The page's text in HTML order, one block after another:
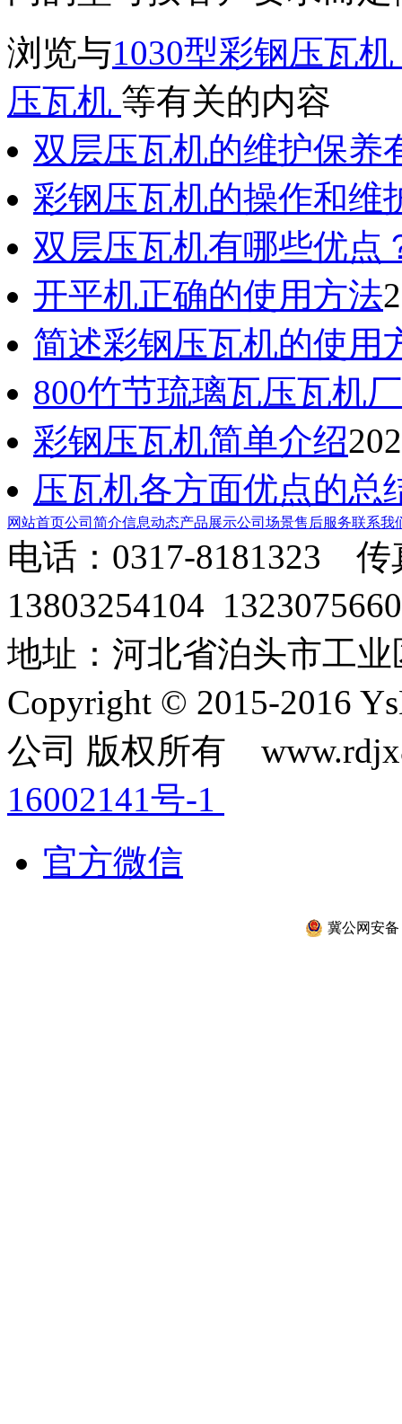
浏览与1030型彩钢压瓦机
压瓦机 等有关的内容
双层压瓦机的维护保养
彩钢压瓦机的操作和维
双层压瓦机有哪些优点
开平机正确的使用方法
简述彩钢压瓦机的使用
800竹节琉璃瓦压瓦机
彩钢压瓦机简单介绍
压瓦机各方面优点的总
网站首页公司简介信息动态产品展示公司场景售后服务联系我
电话：0317-8181323
13803254104
地址：河北省泊头市工业
Copyright © 2015-2016
公司 版权所有
16002141号-1
官方微信
冀公网安备